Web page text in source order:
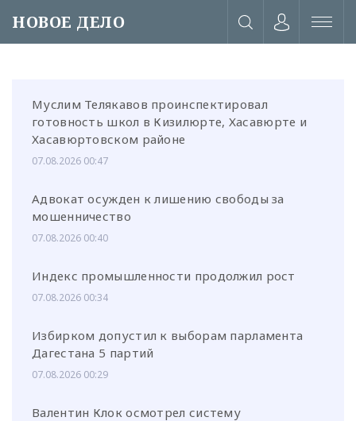
НОВОЕ ДЕЛО
Муслим Телякавов проинспектировал
готовность школ в Кизилюрте, Хасавюрте и
Хасавюртовском районе
07.08.2026 00:47
Адвокат осужден к лишению свободы за
мошенничество
07.08.2026 00:40
Индекс промышленности продолжил рост
07.08.2026 00:34
Избирком допустил к выборам парламента
Дагестана 5 партий
07.08.2026 00:29
Валентин Клок осмотрел систему